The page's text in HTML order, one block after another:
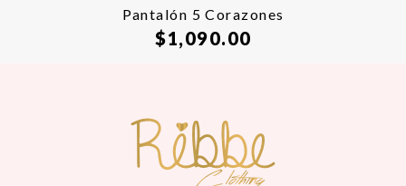
Pantalón 5 Corazones
$1,090.00